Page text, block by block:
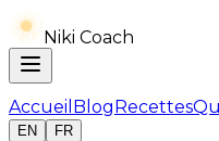
Niki Coach
Accueil BlogRecettes
EN
FR